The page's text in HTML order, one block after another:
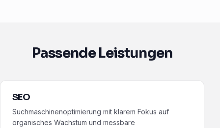
Passende Leistungen
SEO
Suchmaschinenoptimierung mit klarem Fokus auf
organisches Wachstum und messbare